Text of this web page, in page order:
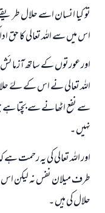
تو کیا انسان اسے حلال
اس میں سے اللہ تعالی کا حق
اور عورتوں کے ساتھ
اللہ تعالی نے اس کے لۓ
سے نفع اٹھانے سے بچتا ہے
نہیں ۔
اور اللہ تعالی کی یہ رحمت
طرف میلان نفس نہ لیکن
حلال کی ہیں ۔